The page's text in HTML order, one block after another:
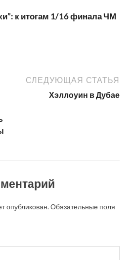
к итогам 1/16 финала ЧМ
СЛЕДУЮЩАЯ СТАТЬЯ
Хэллоуин в Дубае
опубликован.Обязательные поля